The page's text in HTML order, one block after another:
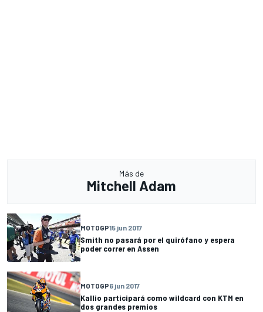
Más de
Mitchell Adam
MOTOGP15 jun 2017
Smith no pasará por el quirófano y espera
poder correr en Assen
MOTOGP6 jun 2017
Kallio participará como wildcard con KTM en
dos grandes premios